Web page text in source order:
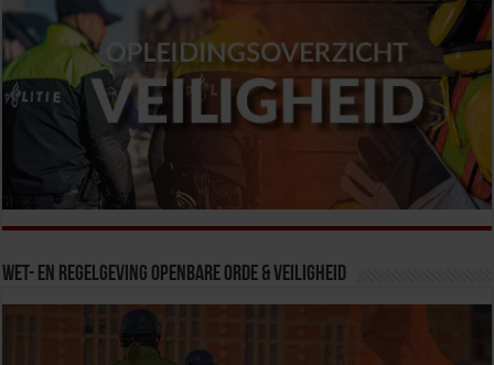
Wet- en Regelgeving Openbare Orde & Veiligheid